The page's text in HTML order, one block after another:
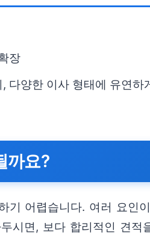
장
다양한 이사 형태에 유연
까요?
기 어렵습니다. 여러 요
시면, 보다 합리적인 견적